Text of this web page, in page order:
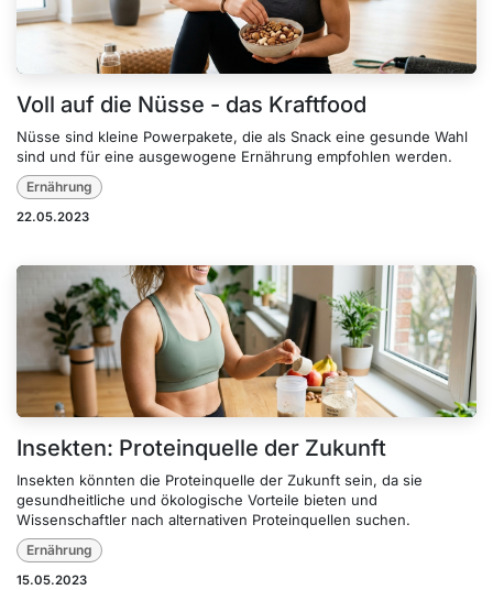
Voll auf die Nüsse - das Kraftfood
Nüsse sind kleine Powerpakete, die als Snack eine gesunde Wahl
sind und für eine ausgewogene Ernährung empfohlen werden.
Ernährung
22.05.2023
Insekten: Proteinquelle der Zukunft
Insekten könnten die Proteinquelle der Zukunft sein, da sie
gesundheitliche und ökologische Vorteile bieten und
Wissenschaftler nach alternativen Proteinquellen suchen.
Ernährung
15.05.2023